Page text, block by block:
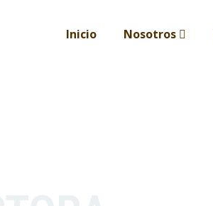
Inicio Nosotros